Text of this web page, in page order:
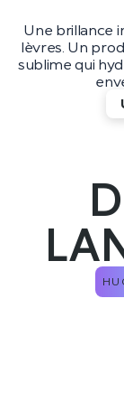
Une brillance
lèvres. Un
sublime qui